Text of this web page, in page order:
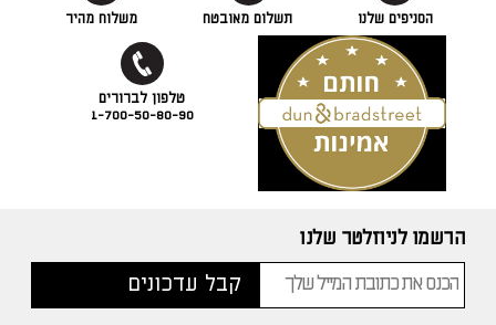
הסניפים שלנו תשלום מאובטח משלוח מהיר
1-700-50-80-90
הרשמו לניוזלטר שלנו